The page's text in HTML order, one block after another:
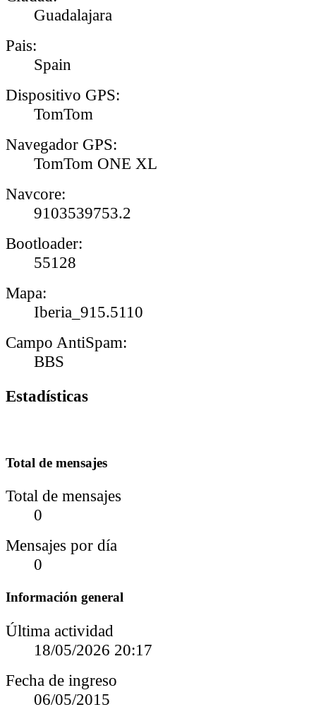
Guadalajara
Pais:
Spain
Dispositivo GPS:
TomTom
Navegador GPS:
TomTom ONE XL
Navcore:
9103539753.2
Bootloader:
55128
Mapa:
Iberia_915.5110
Campo AntiSpam:
BBS
Estadísticas
Total de mensajes
Total de mensajes
0
Mensajes por día
0
Información general
Última actividad
18/05/2026 20:17
Fecha de ingreso
06/05/2015